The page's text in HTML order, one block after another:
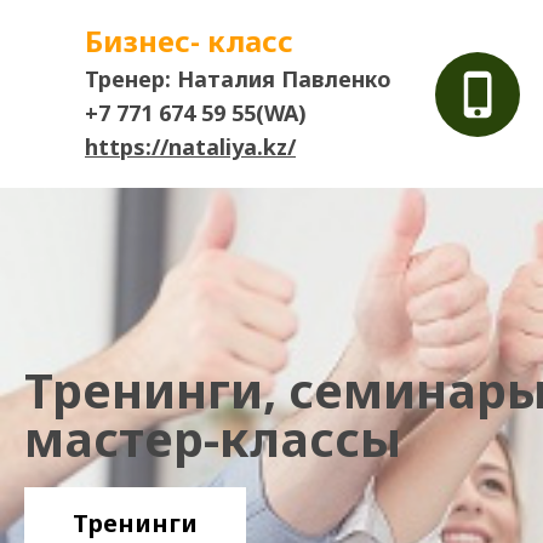
Бизнес- класс
Тренер: Наталия Павленко
+7 771 674 59 55(WA)
https://nataliya.kz/
Тренинги,
мастер-классы
Тренинги